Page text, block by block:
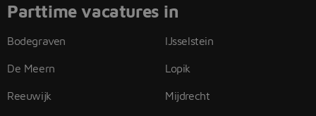
Parttime vacatures in
Bodegraven
De Meern
Reeuwijk
IJsselstein
Lopik
Mijdrecht